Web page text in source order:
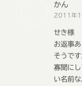
かん
2011年
せき様
お返事
そうで
寡聞に
い名前